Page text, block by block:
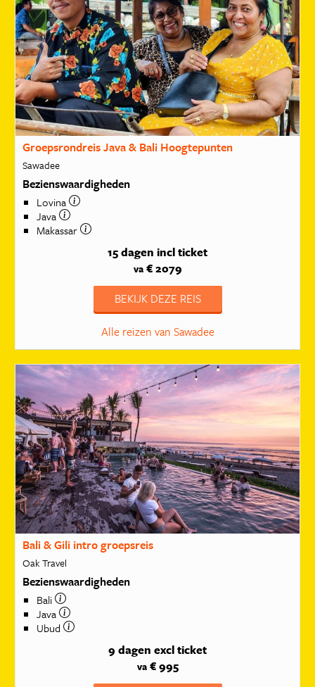
Groepsrondreis Java & Bali Hoogtepunten
Sawadee
Bezienswaardigheden
Lovina
Java
Makassar
15 dagen incl ticket
va€ 2079
BEKIJK DEZE REIS
Alle reizen van Sawadee
Bali & Gili intro groepsreis
Oak Travel
Bezienswaardigheden
Bali
Java
Ubud
9 dagen excl ticket
va€ 995